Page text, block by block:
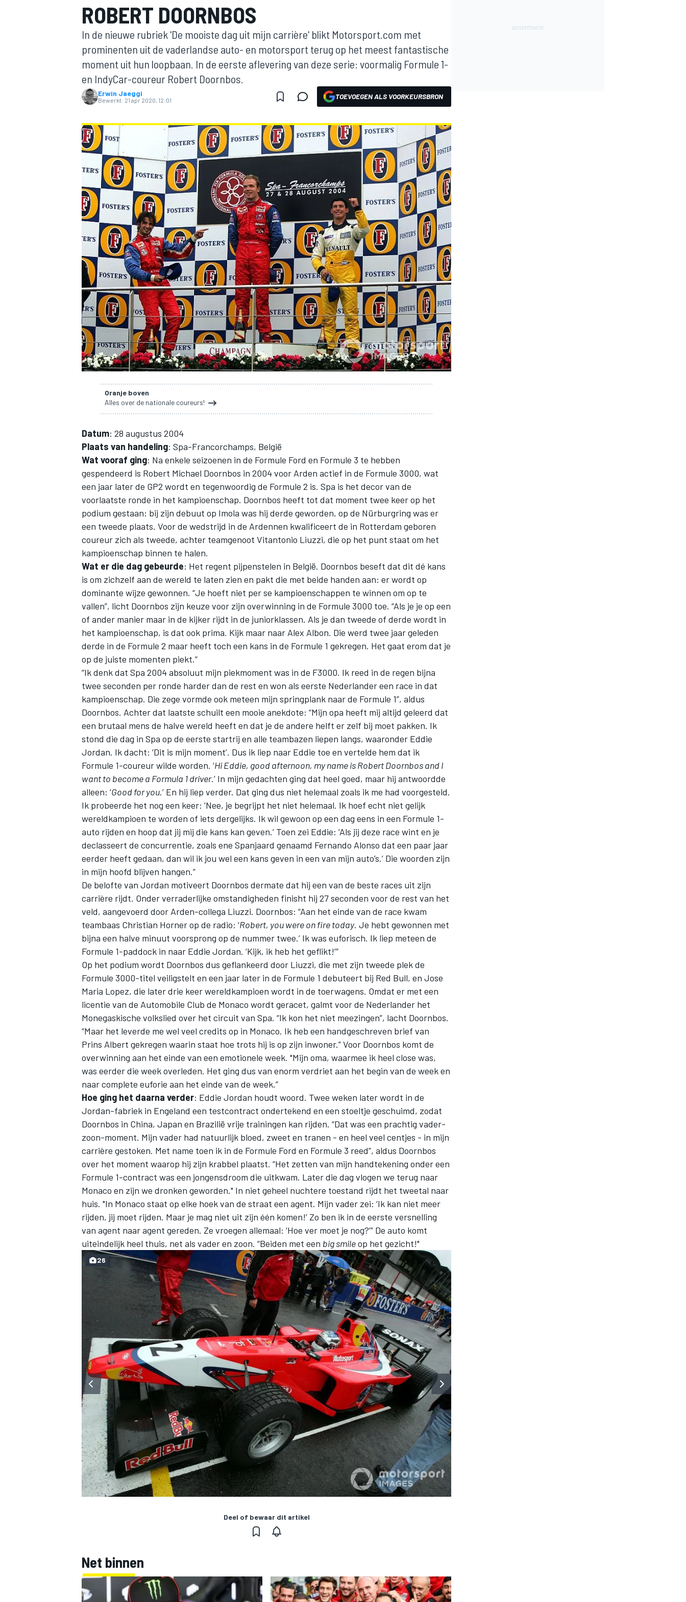
INDYCAR
MEER RACEKLASSEN
ROBERT DOORNBOS
In de nieuwe rubriek 'De mooiste dag uit mijn carrière' blikt Motorsport.com met
prominenten uit de vaderlandse auto- en motorsport terug op het meest fantastische
moment uit hun loopbaan. In de eerste aflevering van deze serie: voormalig Formule 1-
en IndyCar-coureur Robert Doornbos.
Erwin Jaeggi
Bewerkt: 21 apr 2020, 12:01 TOEVOEGEN ALS VOORKEURSBRON
Oranje boven
Alles over de nationale coureurs!
Datum: 28 augustus 2004
Plaats van handeling: Spa-Francorchamps, België
Wat vooraf ging: Na enkele seizoenen in de Formule Ford en Formule 3 te hebben
gespendeerd is Robert Michael Doornbos in 2004 voor Arden actief in de Formule 3000, wat
een jaar later de GP2 wordt en tegenwoordig de Formule 2 is. Spa is het decor van de
voorlaatste ronde in het kampioenschap. Doornbos heeft tot dat moment twee keer op het
podium gestaan: bij zijn debuut op Imola was hij derde geworden, op de Nürburgring was er
een tweede plaats. Voor de wedstrijd in de Ardennen kwalificeert de in Rotterdam geboren
coureur zich als tweede, achter teamgenoot Vitantonio Liuzzi, die op het punt staat om het
kampioenschap binnen te halen.
Wat er die dag gebeurde: Het regent pijpenstelen in België. Doornbos beseft dat dit dé kans
is om zichzelf aan de wereld te laten zien en pakt die met beide handen aan: er wordt op
dominante wijze gewonnen. “Je hoeft niet per se kampioenschappen te winnen om op te
vallen”, licht Doornbos zijn keuze voor zijn overwinning in de Formule 3000 toe. “Als je je op een
of ander manier maar in de kijker rijdt in de juniorklassen. Als je dan tweede of derde wordt in
het kampioenschap, is dat ook prima. Kijk maar naar Alex Albon. Die werd twee jaar geleden
derde in de Formule 2 maar heeft toch een kans in de Formule 1 gekregen. Het gaat erom dat je
op de juiste momenten piekt.”
“Ik denk dat Spa 2004 absoluut mijn piekmoment was in de F3000. Ik reed in de regen bijna
twee seconden per ronde harder dan de rest en won als eerste Nederlander een race in dat
kampioenschap. Die zege vormde ook meteen mijn springplank naar de Formule 1”, aldus
Doornbos. Achter dat laatste schuilt een mooie anekdote: “Mijn opa heeft mij altijd geleerd dat
een brutaal mens de halve wereld heeft en dat je de andere helft er zelf bij moet pakken. Ik
stond die dag in Spa op de eerste startrij en alle teambazen liepen langs, waaronder Eddie
Jordan. Ik dacht: ‘Dit is mijn moment’. Dus ik liep naar Eddie toe en vertelde hem dat ik
Formule 1-coureur wilde worden. ‘Hi Eddie, good afternoon, my name is Robert Doornbos and I
want to become a Formula 1 driver.’ In mijn gedachten ging dat heel goed, maar hij antwoordde
alleen: ‘Good for you.’ En hij liep verder. Dat ging dus niet helemaal zoals ik me had voorgesteld.
Ik probeerde het nog een keer: ‘Nee, je begrijpt het niet helemaal. Ik hoef echt niet gelijk
wereldkampioen te worden of iets dergelijks. Ik wil gewoon op een dag eens in een Formule 1-
auto rijden en hoop dat jij mij die kans kan geven.’ Toen zei Eddie: ‘Als jij deze race wint en je
declasseert de concurrentie, zoals ene Spanjaard genaamd Fernando Alonso dat een paar jaar
eerder heeft gedaan, dan wil ik jou wel een kans geven in een van mijn auto’s.’ Die woorden zijn
in mijn hoofd blijven hangen.”
De belofte van Jordan motiveert Doornbos dermate dat hij een van de beste races uit zijn
carrière rijdt. Onder verraderlijke omstandigheden finisht hij 27 seconden voor de rest van het
veld, aangevoerd door Arden-collega Liuzzi. Doornbos: “Aan het einde van de race kwam
teambaas Christian Hornerop de radio: ‘Robert, you were on fire today. Je hebt gewonnen met
bijna een halve minuut voorsprong op de nummer twee.’ Ik was euforisch. Ik liep meteen de
Formule 1-paddock in naar Eddie Jordan. ‘Kijk, ik heb het geflikt!’”
Op het podium wordt Doornbos dus geflankeerd door Liuzzi, die met zijn tweede plek de
Formule 3000-titel veiligstelt en een jaar later in de Formule 1 debuteert bij Red Bull, en Jose
Maria Lopez, die later drie keer wereldkampioen wordt in de toerwagens. Omdat er met een
licentie van de Automobile Club de Monaco wordt geracet, galmt voor de Nederlander het
Monegaskische volkslied over het circuit van Spa. “Ik kon het niet meezingen”, lacht Doornbos.
“Maar het leverde me wel veel credits op in Monaco. Ik heb een handgeschreven brief van
Prins Albert gekregen waarin staat hoe trots hij is op zijn inwoner.” Voor Doornbos komt de
overwinning aan het einde van een emotionele week. "Mijn oma, waarmee ik heel close was,
was eerder die week overleden. Het ging dus van enorm verdriet aan het begin van de week en
naar complete euforie aan het einde van de week.”
Hoe ging het daarna verder: Eddie Jordan houdt woord. Twee weken later wordt in de
Jordan-fabriek in Engeland een testcontract ondertekend en een stoeltje geschuimd, zodat
Doornbos in China, Japan en Brazilië vrije trainingen kan rijden. “Dat was een prachtig vader-
zoon-moment. Mijn vader had natuurlijk bloed, zweet en tranen - en heel veel centjes - in mijn
carrière gestoken. Met name toen ik in de Formule Ford en Formule 3 reed”, aldus Doornbos
over het moment waarop hij zijn krabbel plaatst. “Het zetten van mijn handtekening onder een
Formule 1-contract was een jongensdroom die uitkwam. Later die dag vlogen we terug naar
Monaco en zijn we dronken geworden." In niet geheel nuchtere toestand rijdt het tweetal naar
huis. "In Monaco staat op elke hoek van de straat een agent. Mijn vader zei: ‘Ik kan niet meer
rijden, jij moet rijden. Maar je mag niet uit zijn één komen!’ Zo ben ik in de eerste versnelling
van agent naar agent gereden. Ze vroegen allemaal: ‘Hoe ver moet je nog?’” De auto komt
uiteindelijk heel thuis, net als vader en zoon. “Beiden met een big smileop het gezicht!"
26
Deel of bewaar dit artikel
Net binnen